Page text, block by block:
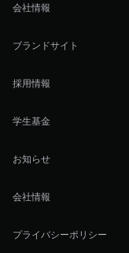
会社情報
ブランドサイト
採用情報
学生基金
お知らせ
会社情報
プライバシーポリシー